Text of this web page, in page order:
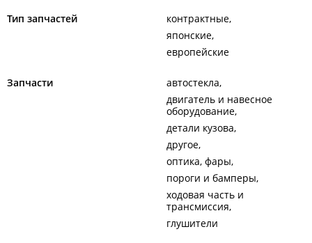
Тип запчастей
контрактные
японские
европейские
Запчасти
автостекла
двигатель и навесное
оборудование
детали кузова
другое
оптика, фары
пороги и бамперы
ходовая часть и
трансмиссия
глушители